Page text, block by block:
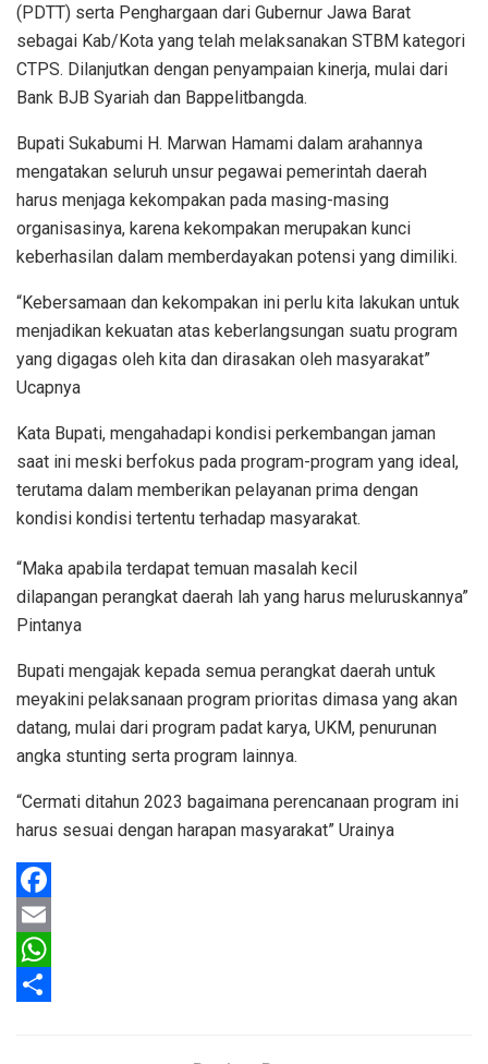
(PDTT) serta Penghargaan dari Gubernur Jawa Barat
sebagai Kab/Kota yang telah melaksanakan STBM kategori
CTPS. Dilanjutkan dengan penyampaian kinerja, mulai dari
Bank BJB Syariah dan Bappelitbangda.
Bupati Sukabumi H. Marwan Hamami dalam arahannya
mengatakan seluruh unsur pegawai pemerintah daerah
harus menjaga kekompakan pada masing-masing
organisasinya, karena kekompakan merupakan kunci
keberhasilan dalam memberdayakan potensi yang dimiliki.
“Kebersamaan dan kekompakan ini perlu kita lakukan untuk
menjadikan kekuatan atas keberlangsungan suatu program
yang digagas oleh kita dan dirasakan oleh masyarakat”
Ucapnya
Kata Bupati, mengahadapi kondisi perkembangan jaman
saat ini meski berfokus pada program-program yang ideal,
terutama dalam memberikan pelayanan prima dengan
kondisi kondisi tertentu terhadap masyarakat.
“Maka apabila terdapat temuan masalah kecil
dilapangan perangkat daerah lah yang harus meluruskannya”
Pintanya
Bupati mengajak kepada semua perangkat daerah untuk
meyakini pelaksanaan program prioritas dimasa yang akan
datang, mulai dari program padat karya, UKM, penurunan
angka stunting serta program lainnya.
“Cermati ditahun 2023 bagaimana perencanaan program ini
harus sesuai dengan harapan masyarakat” Urainya
F
a
c
E
m
W